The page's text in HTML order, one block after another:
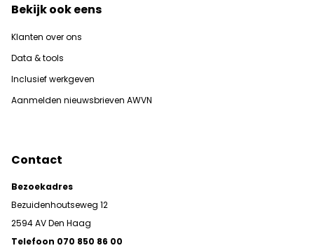
Bekijk ook eens
Klanten over ons
Data & tools
Inclusief werkgeven
Aanmelden nieuwsbrieven AWVN
Contact
Bezoekadres
Bezuidenhoutseweg 12
2594 AV Den Haag
Telefoon 070 850 86 00